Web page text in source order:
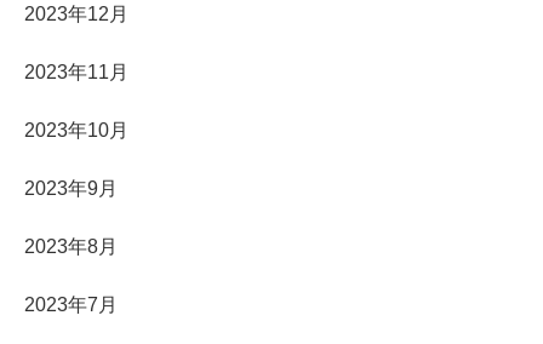
2023年12月
2023年11月
2023年10月
2023年9月
2023年8月
2023年7月